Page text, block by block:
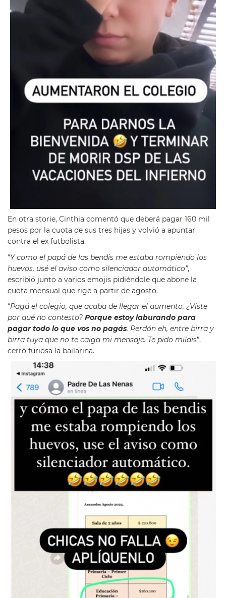
En otra storie, Cinthia comentó que deberá pagar 160 mil
pesos por la cuota de sus tres hijas y volvió a apuntar
contra el ex futbolista.
“Y como el papá de las bendis me estaba rompiendo los
huevos, usé el aviso como silenciador automático”,
escribió junto a varios emojis pidiéndole que abone la
cuota mensual que rige a partir de agosto.
“Pagá el colegio, que acaba de llegar el aumento. ¿Viste
por qué no contesto? Porque estoy laburando para
pagar todo lo que vos no pagás. Perdón eh, entre birra y
birra tuya que no te caiga mi mensaje. Te pido mildis”,
cerró furiosa la bailarina.